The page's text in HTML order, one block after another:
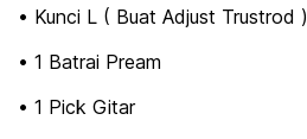
• Kunci L ( Buat Adjust Trustrod )
• 1 Batrai Pream
• 1 Pick Gitar